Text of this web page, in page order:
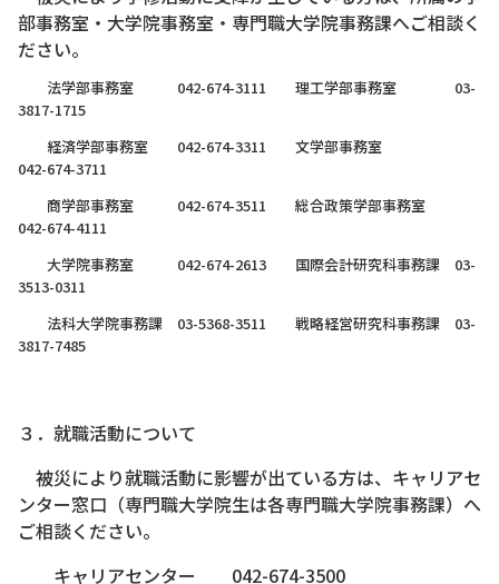
部事務室・大学院事務室・専門職大学院事務課へご相談く
ださい。
法学部事務室 042-674-3111 理工学部事務室 03-
3817-1715
経済学部事務室 042-674-3311 文学部事務室
042-674-3711
商学部事務室 042-674-3511 総合政策学部事務室
042-674-4111
大学院事務室 042-674-2613 国際会計研究科事務課 03-
3513-0311
法科大学院事務課 03-5368-3511 戦略経営研究科事務課 03-
3817-7485
３．就職活動について
被災により就職活動に影響が出ている方は、キャリアセ
ンター窓口（専門職大学院生は各専門職大学院事務課）へ
ご相談ください。
キャリアセンター 042-674-3500